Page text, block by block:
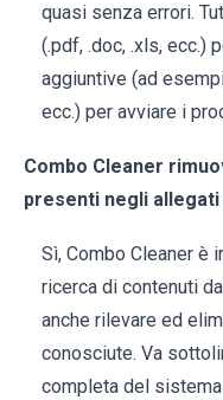
quasi senza errori.
(.pdf, .doc, .xls, ecc.)
aggiuntive (ad
ecc.) per avviare i
Combo Cleaner
presenti negli allegati
Sì, Combo Cleaner è
ricerca di contenuti
anche rilevare ed
conosciute. Va
completa del